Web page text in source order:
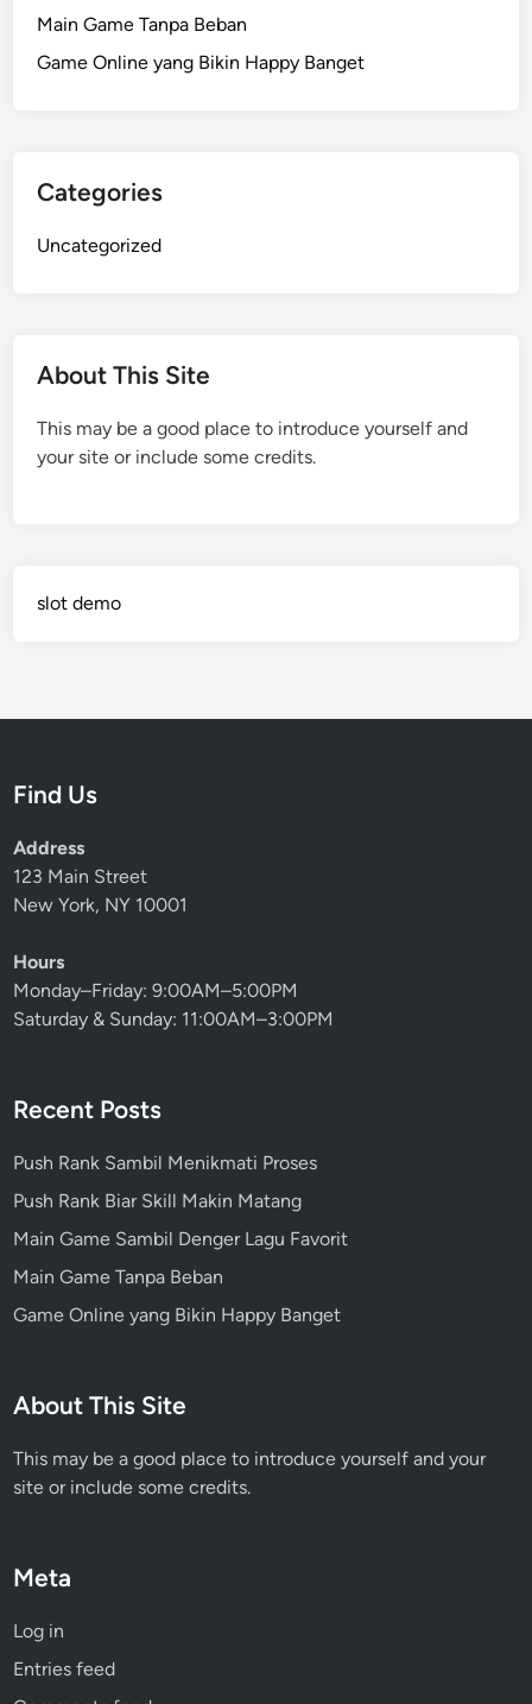
Main Game Tanpa Beban
Game Online yang Bikin Happy Banget
Categories
Uncategorized
About This Site
This may be a good place to introduce yourself and
your site or include some credits.
slot demo
Find Us
Address
123 Main Street
New York, NY 10001
Hours
Monday–Friday: 9:00AM–5:00PM
Saturday & Sunday: 11:00AM–3:00PM
Recent Posts
Push Rank Sambil Menikmati Proses
Push Rank Biar Skill Makin Matang
Main Game Sambil Denger Lagu Favorit
Main Game Tanpa Beban
Game Online yang Bikin Happy Banget
About This Site
This may be a good place to introduce yourself and your
site or include some credits.
Meta
Log in
Entries feed